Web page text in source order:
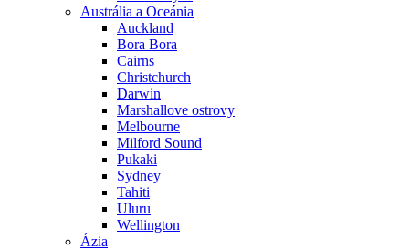
Austrália a Oceánia
Auckland
Bora Bora
Cairns
Christchurch
Darwin
Marshallove ostrovy
Melbourne
Milford Sound
Pukaki
Sydney
Tahiti
Uluru
Wellington
Ázia